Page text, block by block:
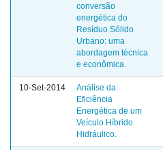
conversão
energética do
Resíduo Sólido
Urbano: uma
abordagem técnica
e econômica.
10-Set-2014
Análise da
Eficiência
Energética de um
Veículo Híbrido
Hidráulico.